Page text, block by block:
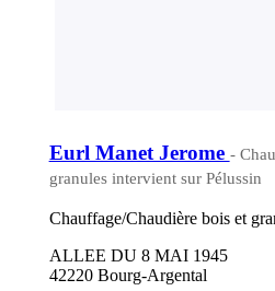
Eurl Manet Jerome -
granules intervient sur Pélussin
Chauffage/Chaudière bois et
ALLEE DU 8 MAI 1945
42220 Bourg-Argental